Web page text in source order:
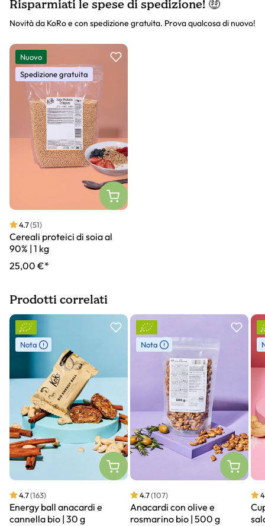
Risparmiati le spese di spedizione! 🤑
Novità da KoRo e con spedizione gratuita. Prova qualcosa di nuovo!
Slider prodotto
Nuovo
Spedizione gratuita
4.7(51)
Cereali proteici di soia al
90% | 1 kg
25,00 €*
Prodotti correlati
Slider prodotto
Nota
4.7(163)
Energy ball anacardi e
cannella bio | 30 g
Nota
4.7(107)
Anacardi con olive e
rosmarino bio | 500 g